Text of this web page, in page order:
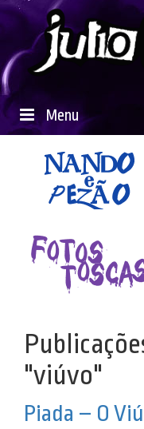
Menu
"viúvo"
Piada – O